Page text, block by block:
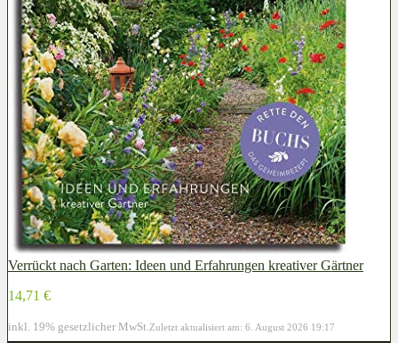
Verrückt nach Garten: Ideen und Erfahrungen kreativer Gärtner
14,71 €
inkl. 19% gesetzlicher MwSt. Zuletzt aktualisiert am: 6. August 2026 19:17